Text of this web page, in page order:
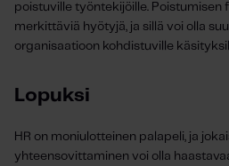
poistuville työntekijöille. Poistumisen
merkittäviä hyötyjä, ja sillä voi olla
organisaatioon kohdistuville
Lopuksi
HR on moniulotteinen palapeli, ja
yhteensovittaminen voi olla